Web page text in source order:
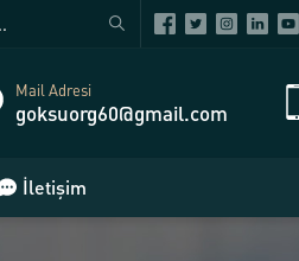
Mail Adresi
goksuorg60@gmail.com
İletişim